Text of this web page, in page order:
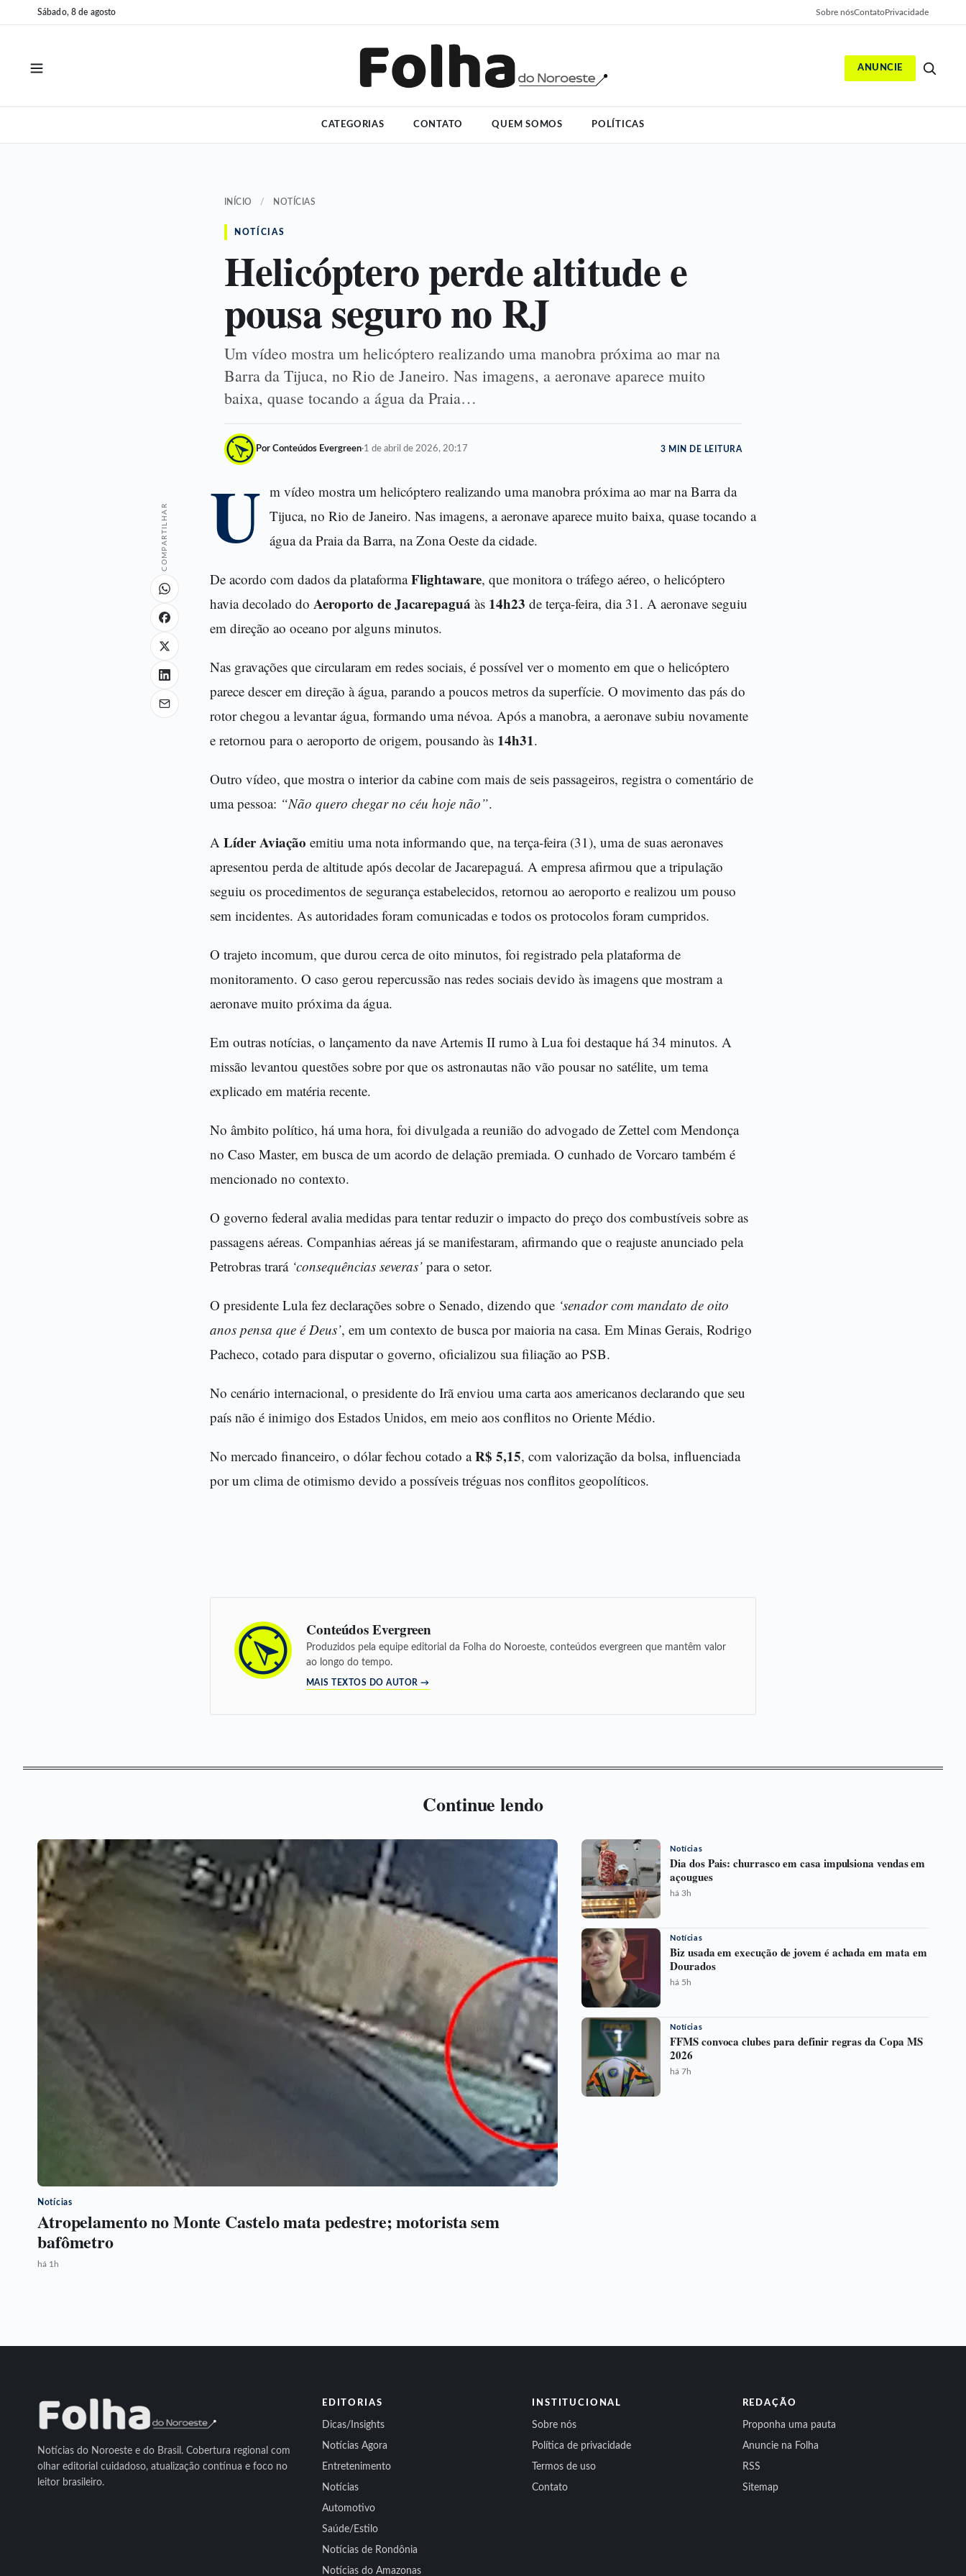
para
para
Sábado, 8 de agosto Sobre nósContatoPrivacidade
ANUNCIE
CATEGORIAS CONTATO QUEM SOMOS POLÍTICAS
INÍCIO / NOTÍCIAS
NOTÍCIAS
Helicóptero perde altitude e
pousa seguro no RJ
Um vídeo mostra um helicóptero realizando uma manobra próxima ao mar na
Barra da Tijuca, no Rio de Janeiro. Nas imagens, a aeronave aparece muito
baixa, quase tocando a água da Praia…
Por Conteúdos Evergreen·1 de abril de 2026, 20:17 3 MIN DE LEITURA
COMPARTILHAR U m vídeo mostra um helicóptero realizando uma manobra próxima ao mar na Barra da
Tijuca, no Rio de Janeiro. Nas imagens, a aeronave aparece muito baixa, quase tocando a
água da Praia da Barra, na Zona Oeste da cidade.
De acordo com dados da plataformaFlightaware, que monitora o tráfego aéreo, o helicóptero
havia decolado do Aeroporto de Jacarepaguá às 14h23 de terça-feira, dia 31. A aeronave seguiu
em direção ao oceano por alguns minutos.
Nas gravações que circularam em redes sociais, é possível ver o momento em que o helicóptero
parece descer em direção à água, parando a poucos metros da superfície. O movimento das pás do
rotor chegou a levantar água, formando uma névoa. Após a manobra, a aeronave subiu novamente
e retornou para o aeroporto de origem, pousando às 14h31.
Outro vídeo, que mostra o interior da cabine com mais de seis passageiros, registra o comentário de
uma pessoa: “Não quero chegar no céu hoje não”.
A Líder Aviação emitiu uma nota informando que, na terça-feira (31), uma de suas aeronaves
apresentou perda de altitude após decolar de Jacarepaguá. A empresa afirmou que a tripulação
seguiu os procedimentos de segurança estabelecidos, retornou ao aeroporto e realizou um pouso
sem incidentes. As autoridades foram comunicadas e todos os protocolos foram cumpridos.
O trajeto incomum, que durou cerca de oito minutos, foi registrado pela plataforma de
monitoramento. O caso gerou repercussão nas redes sociais devido às imagens que mostram a
aeronave muito próxima da água.
Em outras notícias, o lançamento da nave Artemis II rumo à Lua foi destaque há 34 minutos. A
missão levantou questões sobre por que os astronautas não vão pousar no satélite, um tema
explicado em matéria recente.
No âmbito político, há uma hora, foi divulgada a reunião do advogado de Zettel com Mendonça
no Caso Master, em busca de um acordo de delação premiada. O cunhado de Vorcaro também é
mencionado no contexto.
O governo federal avalia medidas para tentar reduzir o impacto do preço dos combustíveis sobre as
passagens aéreas. Companhias aéreas já se manifestaram, afirmando que o reajuste anunciado pela
Petrobras trará ‘consequências severas’ para o setor.
O presidente Lula fez declarações sobre o Senado, dizendo que ‘senador com mandato de oito
anos pensa que é Deus’, em um contexto de busca por maioria na casa. Em Minas Gerais, Rodrigo
Pacheco, cotado para disputar o governo, oficializou sua filiação ao PSB.
No cenário internacional, o presidente do Irã enviou uma carta aos americanos declarando que seu
país não é inimigo dos Estados Unidos, em meio aos conflitos no Oriente Médio.
No mercado financeiro, o dólar fechou cotado aR$ 5,15, com valorização da bolsa, influenciada
por um clima de otimismo devido a possíveis tréguas nos conflitos geopolíticos.
Conteúdos Evergreen
Produzidos pela equipe editorial da Folha do Noroeste, conteúdos evergreen que mantêm valor
ao longo do tempo.
MAIS TEXTOS DO AUTOR →
Continue lendo
Notícias
Atropelamento no Monte Castelo mata pedestre; motorista sem
bafômetro
há 1h
Notícias
Dia dos Pais: churrasco em casa impulsiona vendas em
açougues
há 3h
Notícias
Biz usada em execução de jovem é achada em mata em
Dourados
há 5h
Notícias
FFMS convoca clubes para definir regras da Copa MS
2026
há 7h
Notícias do Noroeste e do Brasil. Cobertura regional com
olhar editorial cuidadoso, atualização contínua e foco no
leitor brasileiro.
EDITORIAS
Dicas/Insights
Notícias Agora
Entretenimento
Notícias
Automotivo
Saúde/Estilo
Notícias de Rondônia
Notícias do Amazonas
INSTITUCIONAL
Sobre nós
Política de privacidade
Termos de uso
Contato
REDAÇÃO
Proponha uma pauta
Anuncie na Folha
RSS
Sitemap